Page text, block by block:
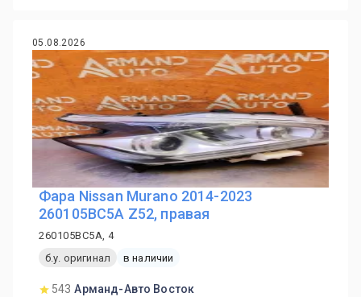
05.08.2026
Фара Nissan Murano 2014-2023
260105BC5A Z52, правая
260105BC5A, 4
б.у. оригинал
в наличии
543 Арманд-Авто Восток